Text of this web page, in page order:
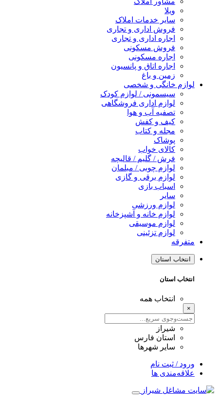
ویلا
سایر خدمات املاک
فروش اداری و تجاری
اجاره اداری و تجاری
فروش مسکونی
اجاره مسکونی
اجاره اتاق و پانسیون
زمین و باغ
لوازم خانگی و شخصی
سیسمونی / لوازم کودک
لوازم اداری فروشگاهی
تصفیه آب و هوا
کیف و کفش
مجله و کتاب
پوشاک
کالای خواب
فرش / گلیم / قالیچه
لوازم چوبی / مبلمان
لوازم برقی و گازی
اسباب بازی
سایر
لوازم ورزشی
لوازم خانه و آشپزخانه
لوازم موسیقی
لوازم تزئینی
متفرقه
انتخاب استان
انتخاب استان
انتخاب همه
×
شیراز
استان فارس
سایر شهرها
ورود / ثبت نام
علاقه‌مندی ها